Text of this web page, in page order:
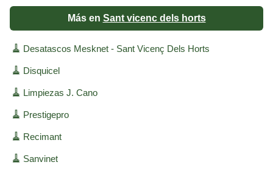
Más en Sant vicenc dels horts
🧹 Desatascos Mesknet - Sant Vicenç Dels Horts
🧹 Disquicel
🧹 Limpiezas J. Cano
🧹 Prestigepro
🧹 Recimant
🧹 Sanvinet